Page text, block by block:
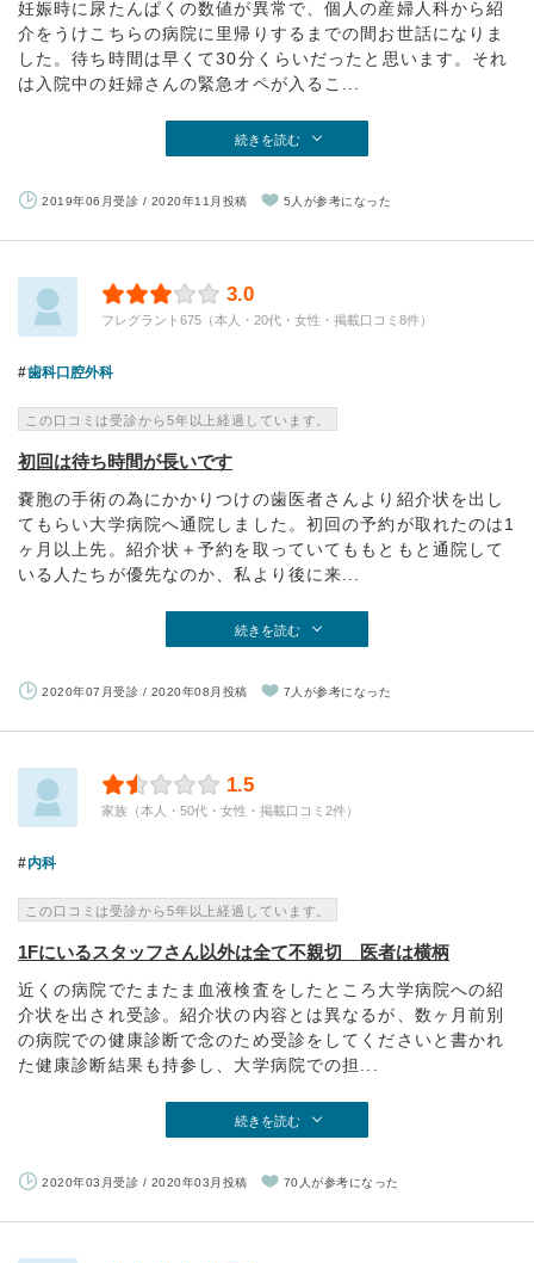
妊娠時に尿たんぱくの数値が異常で、個人の産婦人科から紹
介をうけこちらの病院に里帰りするまでの間お世話になりま
した。待ち時間は早くて30分くらいだったと思います。それ
は入院中の妊婦さんの緊急オペが入るこ...
続きを読む
2019年06月受診 / 2020年11月投稿 5人が参考になった
3.0
フレグラント675（本人・20代・女性・掲載口コミ8件）
歯科口腔外科
この口コミは受診から5年以上経過しています。
初回は待ち時間が長いです
嚢胞の手術の為にかかりつけの歯医者さんより紹介状を出し
てもらい大学病院へ通院しました。初回の予約が取れたのは1
ヶ月以上先。紹介状＋予約を取っていてももともと通院して
いる人たちが優先なのか、私より後に来...
続きを読む
2020年07月受診 / 2020年08月投稿 7人が参考になった
1.5
家族（本人・50代・女性・掲載口コミ2件）
内科
この口コミは受診から5年以上経過しています。
1Fにいるスタッフさん以外は全て不親切 医者は横柄
近くの病院でたまたま血液検査をしたところ大学病院への紹
介状を出され受診。紹介状の内容とは異なるが、数ヶ月前別
の病院での健康診断で念のため受診をしてくださいと書かれ
た健康診断結果も持参し、大学病院での担...
続きを読む
2020年03月受診 / 2020年03月投稿 70人が参考になった